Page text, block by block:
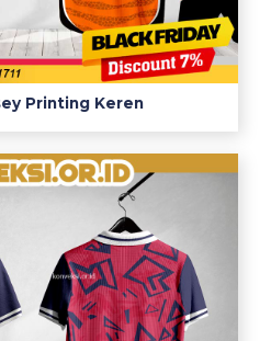
Printing Keren